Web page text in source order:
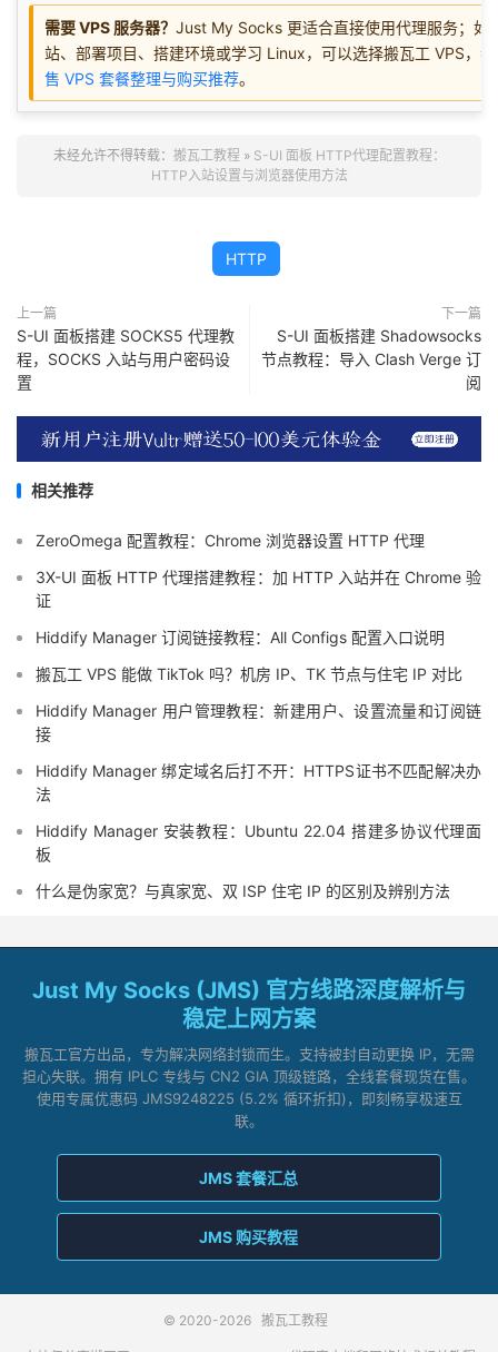
需要 VPS 服务器？ Just My Socks 更适合直接使用代理服务；如
站、部署项目、搭建环境或学习 Linux，可以选择搬瓦工 VPS，
售 VPS 套餐整理与购买推荐。
未经允许不得转载： 搬瓦工教程 » S-UI 面板 HTTP代理配置教程：
HTTP入站设置与浏览器使用方法
HTTP
上一篇
S-UI 面板搭建 SOCKS5 代理教
程，SOCKS 入站与用户密码设
置
下一篇
S-UI 面板搭建 Shadowsocks
节点教程：导入 Clash Verge 订
阅
相关推荐
ZeroOmega 配置教程：Chrome 浏览器设置 HTTP 代理
3X-UI 面板 HTTP 代理搭建教程：加 HTTP 入站并在 Chrome 验
证
Hiddify Manager 订阅链接教程：All Configs 配置入口说明
搬瓦工 VPS 能做 TikTok 吗？机房 IP、TK 节点与住宅 IP 对比
Hiddify Manager 用户管理教程：新建用户、设置流量和订阅链
接
Hiddify Manager 绑定域名后打不开：HTTPS证书不匹配解决办
法
Hiddify Manager 安装教程：Ubuntu 22.04 搭建多协议代理面
板
什么是伪家宽？与真家宽、双 ISP 住宅 IP 的区别及辨别方法
Just My Socks (JMS) 官方线路深度解析与
稳定上网方案
搬瓦工官方出品，专为解决网络封锁而生。支持被封自动更换 IP，无需
担心失联。拥有 IPLC 专线与 CN2 GIA 顶级链路，全线套餐现货在售。
使用专属优惠码 JMS9248225 (5.2% 循环折扣)，即刻畅享极速互
联。
JMS 套餐汇总
JMS 购买教程
© 2020-2026 搬瓦工教程